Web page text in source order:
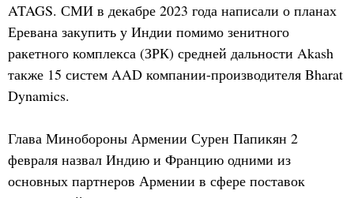
ATAGS. СМИ в декабре 2023 года написали о планах
Еревана закупить у Индии помимо зенитного
ракетного комплекса (ЗРК) средней дальности Akash
также 15 систем AAD компании-производителя Bharat
Dynamics.
Глава Минобороны Армении Сурен Папикян 2
февраля назвал Индию и Францию одними из
основных партнеров Армении в сфере поставок